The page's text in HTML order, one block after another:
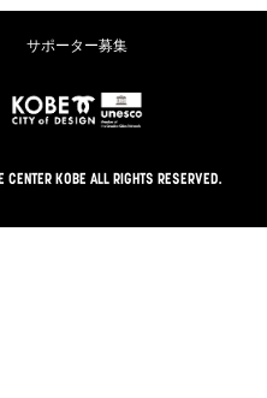
サポーター募集
KOBE ALL RIGHTS RESERVED.